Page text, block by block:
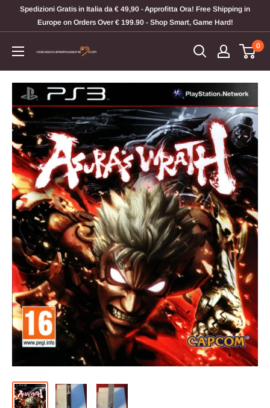
Spedizioni Gratis in Italia da € 49,90 - Approfitta Ora! Free Shipping in
Europe on Orders Over € 199.90 - Shop Smart, Game Hard!
Videogiochi
Per
Passione
0